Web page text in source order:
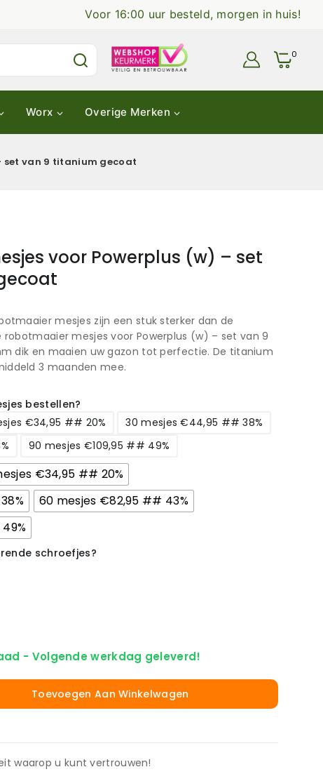
Voor 16:00 uur besteld, morgen in huis!
0
Worx Overige Merken
set van 9 titanium gecoat
voor Powerplus (w) – set
mesjes zijn een stuk sterker dan de
mesjes voor Powerplus (w) – set van 9
dik en maaien uw gazon tot perfectie. De titanium
3 maanden mee.
bestellen?
€34,95 ## 20%
30 mesjes €44,95 ## 38%
90 mesjes €109,95 ## 49%
€34,95 ## 20%
60 mesjes €82,95 ## 43%
schroefjes?
- Volgende werkdag geleverd!
Toevoegen Aan Winkelwagen
waarop u kunt vertrouwen!